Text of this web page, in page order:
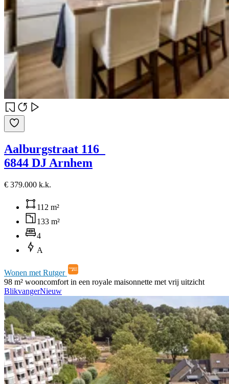
Aalburgstraat 116
6844 DJ Arnhem
€ 379.000 k.k.
112 m²
133 m²
4
A
Wonen met Rutger
98 m² wooncomfort in een royale maisonnette met vrij uitzicht
BlikvangerNieuw